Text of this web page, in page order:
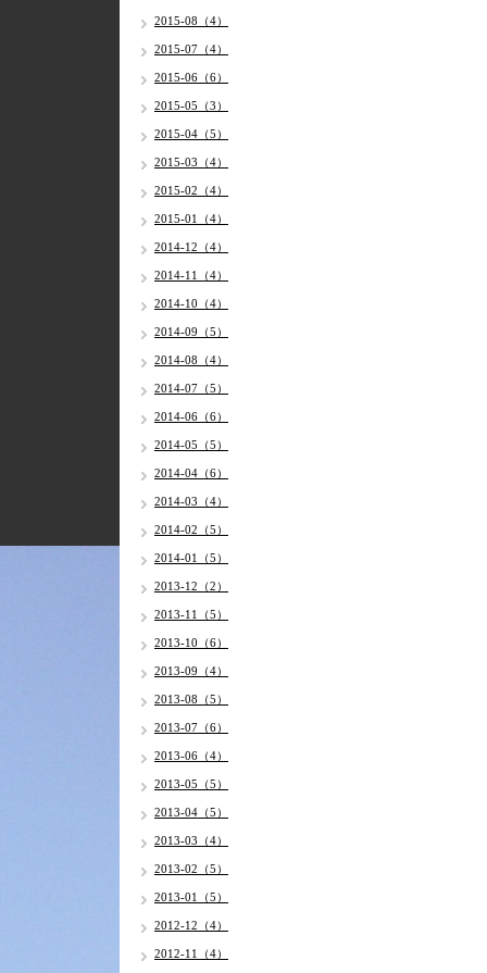
2015-08（4）
2015-07（4）
2015-06（6）
2015-05（3）
2015-04（5）
2015-03（4）
2015-02（4）
2015-01（4）
2014-12（4）
2014-11（4）
2014-10（4）
2014-09（5）
2014-08（4）
2014-07（5）
2014-06（6）
2014-05（5）
2014-04（6）
2014-03（4）
2014-02（5）
2014-01（5）
2013-12（2）
2013-11（5）
2013-10（6）
2013-09（4）
2013-08（5）
2013-07（6）
2013-06（4）
2013-05（5）
2013-04（5）
2013-03（4）
2013-02（5）
2013-01（5）
2012-12（4）
2012-11（4）